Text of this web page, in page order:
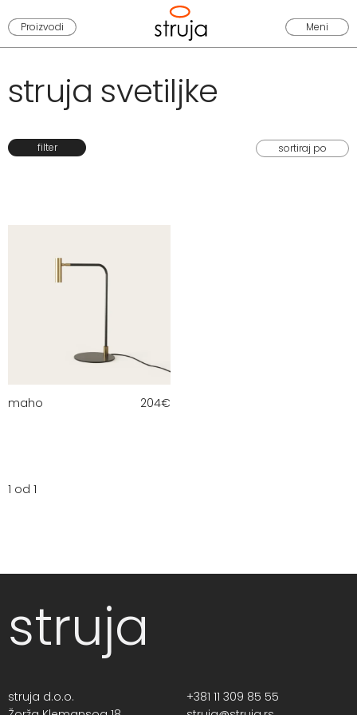
Proizvodi Meni
struja svetiljke
filter
maho 204€
1 od 1
struja
struja d.o.o.
+381 11 309 85 55